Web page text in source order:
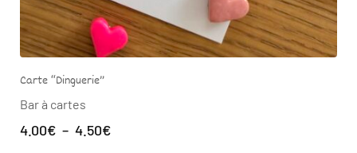
Carte “Dinguerie”
Bar à cartes
4.00€ – 4.50€